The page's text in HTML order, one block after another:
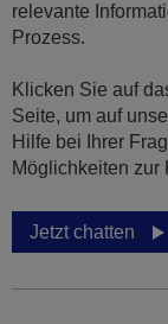
relevante
Prozess.
Klicken Sie auf
Seite, um auf
Hilfe bei Ihrer
Möglichkeiten zur
Jetzt chatten